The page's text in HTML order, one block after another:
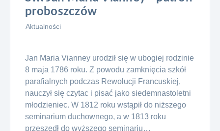
proboszczów
Aktualności
Jan Maria Vianney urodził się w ubogiej rodzinie
8 maja 1786 roku. Z powodu zamknięcia szkół
parafialnych podczas Rewolucji Francuskiej,
nauczył się czytac i pisać jako siedemnastoletni
młodzieniec. W 1812 roku wstąpił do niższego
seminarium duchownego, a w 1813 roku
przeszedł do wyższego seminariu…